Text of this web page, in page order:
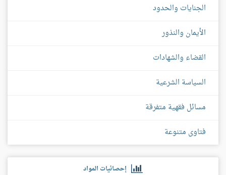
الجنايات والحدود
الأيمان والنذور
القضاء والشهادات
السياسة الشرعية
مسائل فقهية متفرقة
فتاوى متنوعة
إحصائيات المواد